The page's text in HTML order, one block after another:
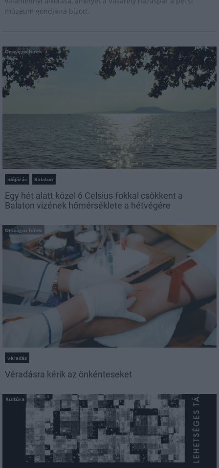
múzeum gondjaira bízott.
Országos hírek
időjárás Balaton
Egy hét alatt közel 6 Celsius-fokkal csökkent a
Balaton vizének hőmérséklete a hétvégére
Országos hírek
véradás
Véradásra kérik az önkénteseket
Kultúra